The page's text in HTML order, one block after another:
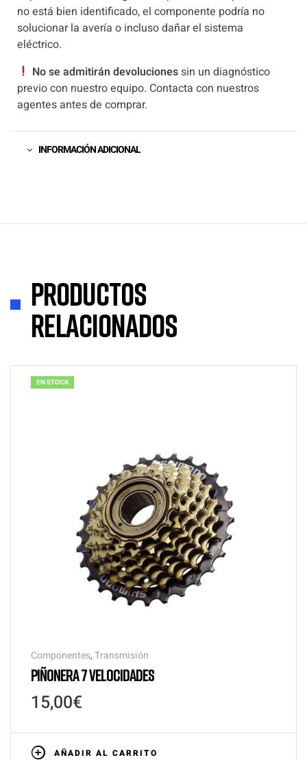
no está bien identificado, el componente podría no
solucionar la avería o incluso dañar el sistema
eléctrico.
No se admitirán devolucionessin un diagnóstico
previo con nuestro equipo. Contacta con nuestros
agentes antes de comprar.
INFORMACIÓN ADICIONAL
Productos
relacionados
EN STOCK
Componentes,Transmisión
PIÑONERA 7 VELOCIDADES
15,00€
AÑADIR AL CARRITO